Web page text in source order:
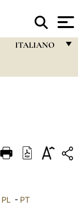
ITALIANO
DEUTSCH
العربيّة PL - PT